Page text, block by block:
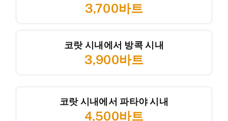
3,700바트
코랏 시내에서 방콕 시내
3,900바트
코랏 시내에서 파타야 시내
4,500바트